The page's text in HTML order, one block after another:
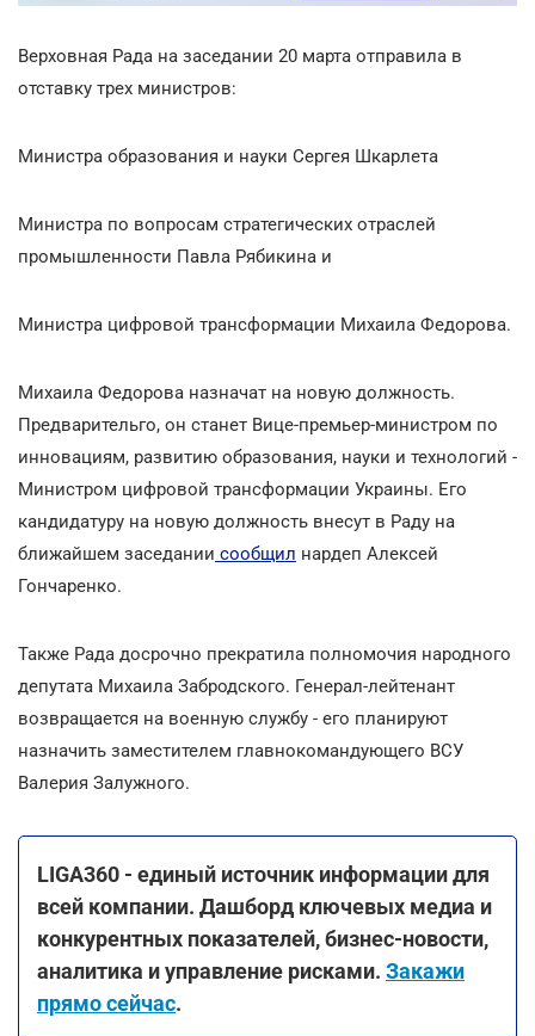
Верховная Рада на заседании 20 марта отправила в
отставку трех министров:
Министра образования и науки Сергея Шкарлета
Министра по вопросам стратегических отраслей
промышленности Павла Рябикина и
Министра цифровой трансформации Михаила Федорова.
Михаила Федорова назначат на новую должность.
Предварительго, он станет Вице-премьер-министром по
инновациям, развитию образования, науки и технологий -
Министром цифровой трансформации Украины. Его
кандидатуру на новую должность внесут в Раду на
ближайшем заседании сообщил нардеп Алексей
Гончаренко.
Также Рада досрочно прекратила полномочия народного
депутата Михаила Забродского. Генерал-лейтенант
возвращается на военную службу - его планируют
назначить заместителем главнокомандующего ВСУ
Валерия Залужного.
LIGA360 - единый источник информации для
всей компании. Дашборд ключевых медиа и
конкурентных показателей, бизнес-новости,
аналитика и управление рисками. Закажи
прямо сейчас.